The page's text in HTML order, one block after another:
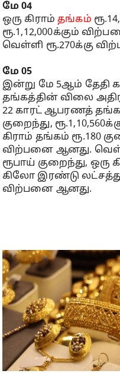
மே 04
ஒரு கிராம் தங்கம்
ரூ.1,12,000க்கும்
வெள்ளி ரூ.270க்கு
மே 05
இன்று மே 5ஆம் தேதி
தங்கத்தின் விலை
22 காரட் ஆபரணத்
குறைந்து,
கிராம் தங்கம் ரூ.180
விற்பனை ஆனது.
ரூபாய் குறைந்து, ஒரு
கிலோ இரண்டு லட்சத்து
விற்பனை ஆனது.